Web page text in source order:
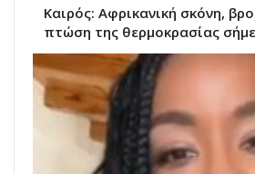
Καιρός: Αφρικανική σκόνη,
πτώση της θερμοκρασίας